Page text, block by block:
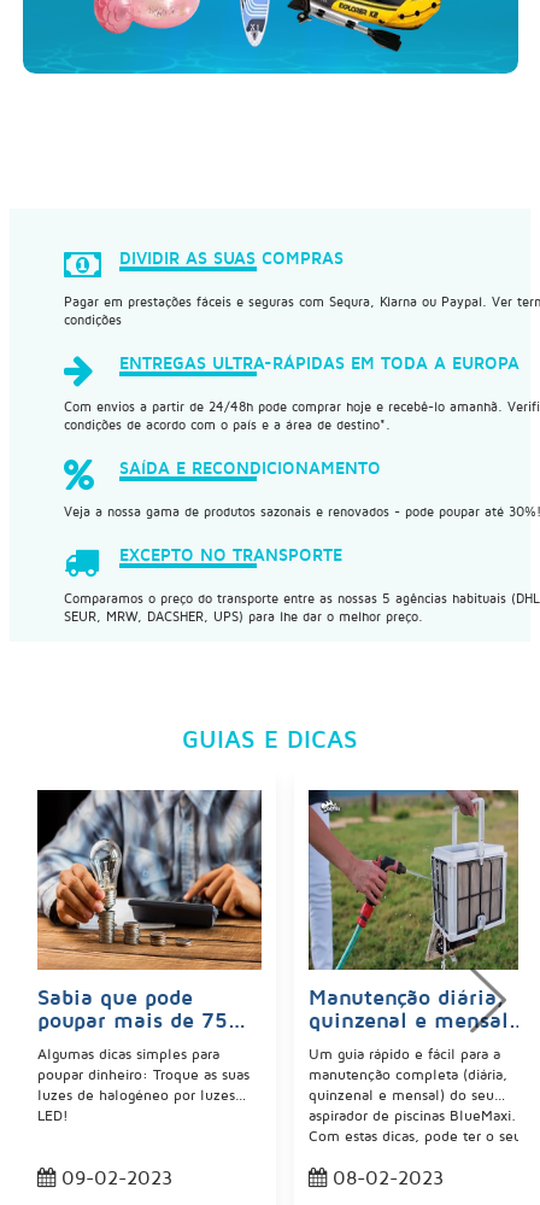
DIVIDIR AS SUAS COMPRAS
Pagar em prestações fáceis e seguras com Sequra, Klarna ou Paypal. Ver
condições
ENTREGAS ULTRA-RÁPIDAS EM TODA A EUROPA
Com envios a partir de 24/48h pode comprar hoje e recebê-lo amanhã.
condições de acordo com o país e a área de destino*.
SAÍDA E RECONDICIONAMENTO
Veja a nossa gama de produtos sazonais e renovados - pode poupar até 30%!
EXCEPTO NO TRANSPORTE
Comparamos o preço do transporte entre as nossas 5 agências habituais
SEUR, MRW, DACSHER, UPS) para lhe dar o melhor preço.
GUIAS E DICAS
Sabia que pode
poupar mais de 75%
em iluminação LED?
Algumas dicas simples para
poupar dinheiro: Troque as suas
luzes de halogéneo por luzes
LED!
09-02-2023
Manutenção diária,
quinzenal e mensal
do produto de
limpeza BlueMaxi
Um guia rápido e fácil para a
manutenção completa (diária,
quinzenal e mensal) do seu
aspirador de piscinas BlueMaxi.
Com estas dicas, pode ter o seu
desde o primeiro dia de
08-02-2023